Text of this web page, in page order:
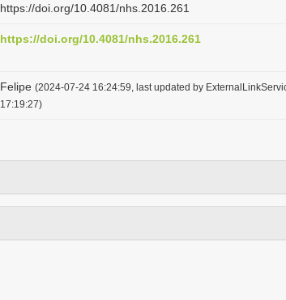
https://doi.org/10.4081/nhs.2016.261
https://doi.org/10.4081/nhs.2016.261
Felipe (2024-07-24 16:24:59, last updated by
17:19:27)